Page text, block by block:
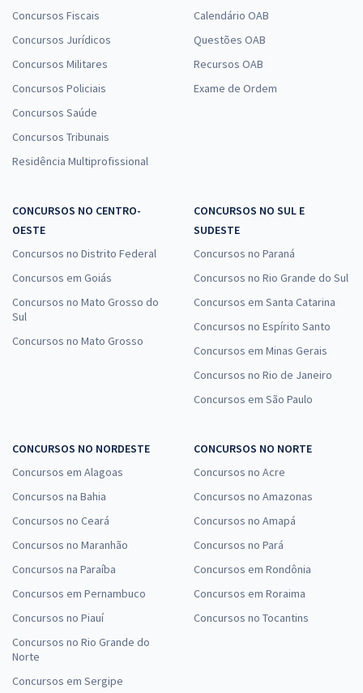
Concursos Fiscais
Concursos Jurídicos
Concursos Militares
Concursos Policiais
Concursos Saúde
Concursos Tribunais
Residência Multiprofissional
Calendário OAB
Questões OAB
Recursos OAB
Exame de Ordem
CONCURSOS NO CENTRO-
OESTE
Concursos no Distrito Federal
Concursos em Goiás
Concursos no Mato Grosso do
Sul
Concursos no Mato Grosso
CONCURSOS NO SUL E
SUDESTE
Concursos no Paraná
Concursos no Rio Grande do Sul
Concursos em Santa Catarina
Concursos no Espírito Santo
Concursos em Minas Gerais
Concursos no Rio de Janeiro
Concursos em São Paulo
CONCURSOS NO NORDESTE
Concursos em Alagoas
Concursos na Bahia
Concursos no Ceará
Concursos no Maranhão
Concursos na Paraíba
Concursos em Pernambuco
Concursos no Piauí
Concursos no Rio Grande do
Norte
Concursos em Sergipe
CONCURSOS NO NORTE
Concursos no Acre
Concursos no Amazonas
Concursos no Amapá
Concursos no Pará
Concursos em Rondônia
Concursos em Roraima
Concursos no Tocantins